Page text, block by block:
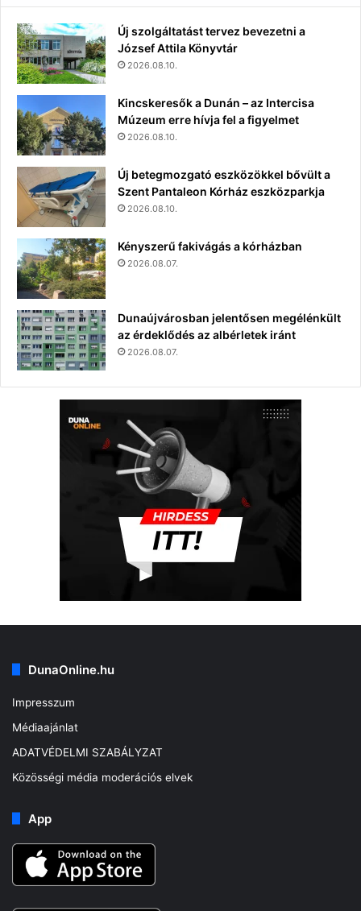
Új szolgáltatást tervez bevezetni a
József Attila Könyvtár
2026.08.10.
Kincskeresők a Dunán – az Intercisa
Múzeum erre hívja fel a figyelmet
2026.08.10.
Új betegmozgató eszközökkel bővült a
Szent Pantaleon Kórház eszközparkja
2026.08.10.
Kényszerű fakivágás a kórházban
2026.08.07.
Dunaújvárosban jelentősen megélénkült
az érdeklődés az albérletek iránt
2026.08.07.
DunaOnline.hu
Impresszum
Médiaajánlat
ADATVÉDELMI SZABÁLYZAT
Közösségi média moderációs elvek
App